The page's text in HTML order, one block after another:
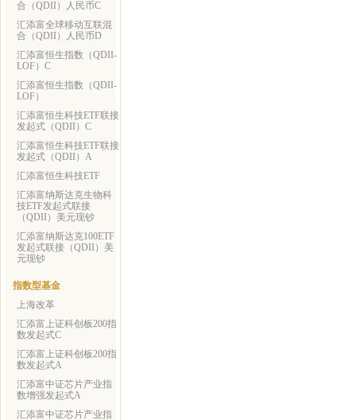
合（QDII）人民币C
汇添富全球移动互联混
合（QDII）人民币D
汇添富恒生指数（QDII-
LOF）C
汇添富恒生指数（QDII-
LOF）
汇添富恒生科技ETF联接
发起式（QDII）C
汇添富恒生科技ETF联接
发起式（QDII）A
汇添富恒生科技ETF
汇添富纳斯达克生物科
技ETF发起式联接
（QDII）美元现钞
汇添富纳斯达克100ETF
发起式联接（QDII）美
元现钞
指数型基金
上海改革
汇添富上证科创板200指
数发起式C
汇添富上证科创板200指
数发起式A
汇添富中证芯片产业指
数增强发起式A
汇添富中证芯片产业指